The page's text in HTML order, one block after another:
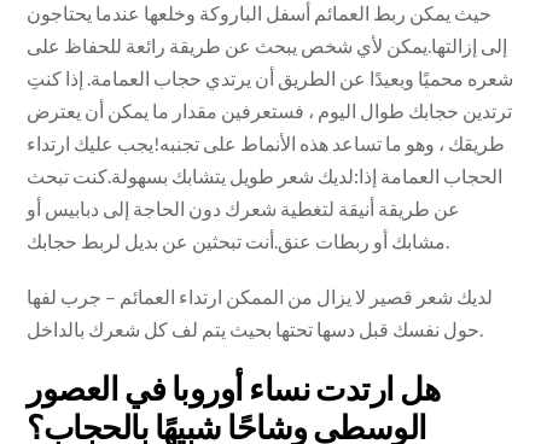
حيث يمكن ربط العمائم أسفل الباروكة وخلعها عندما يحتاجون
إلى إزالتها.يمكن لأي شخص يبحث عن طريقة رائعة للحفاظ على
شعره محميًا وبعيدًا عن الطريق أن يرتدي حجاب العمامة. إذا كنتِ
ترتدين حجابك طوال اليوم ، فستعرفين مقدار ما يمكن أن يعترض
طريقك ، وهو ما تساعد هذه الأنماط على تجنبه!يجب عليك ارتداء
الحجاب العمامة إذا:لديك شعر طويل يتشابك بسهولة.كنت تبحث
عن طريقة أنيقة لتغطية شعرك دون الحاجة إلى دبابيس أو
مشابك أو ربطات عنق.أنت تبحثين عن بديل لربط حجابك.
لديك شعر قصير لا يزال من الممكن ارتداء العمائم – جرب لفها
حول نفسك قبل دسها تحتها بحيث يتم لف كل شعرك بالداخل.
هل ارتدت نساء أوروبا في العصور
الوسطى وشاحًا شبيهًا بالحجاب؟